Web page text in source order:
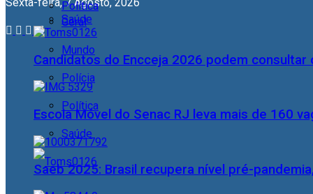
Geral
Mundo
Polícia
Política
Saúde
Política
Saúde
Candidatos do Encceja 2026 podem
Escola Móvel do Senac RJ leva mais de 160
Saeb 2025: Brasil recupera nível pré-